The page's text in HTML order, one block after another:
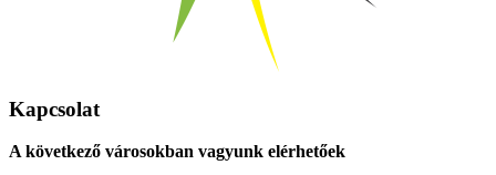
Kapcsolat
A következő városokban vagyunk elérhetőek